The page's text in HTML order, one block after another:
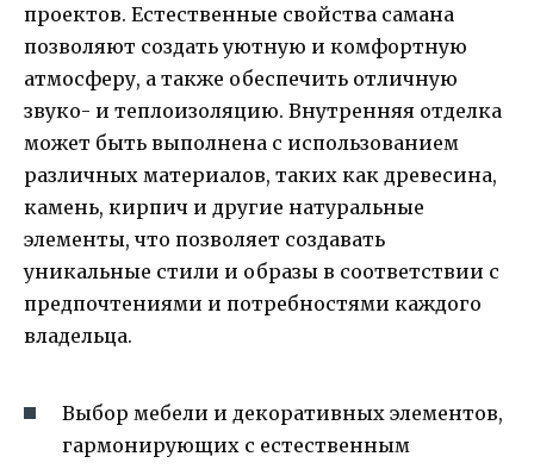
проектов. Естественные свойства самана
позволяют создать уютную и комфортную
атмосферу, а также обеспечить отличную
звуко- и теплоизоляцию. Внутренняя отделка
может быть выполнена с использованием
различных материалов, таких как древесина,
камень, кирпич и другие натуральные
элементы, что позволяет создавать
уникальные стили и образы в соответствии с
предпочтениями и потребностями каждого
владельца.
Выбор мебели и декоративных элементов,
гармонирующих с естественным